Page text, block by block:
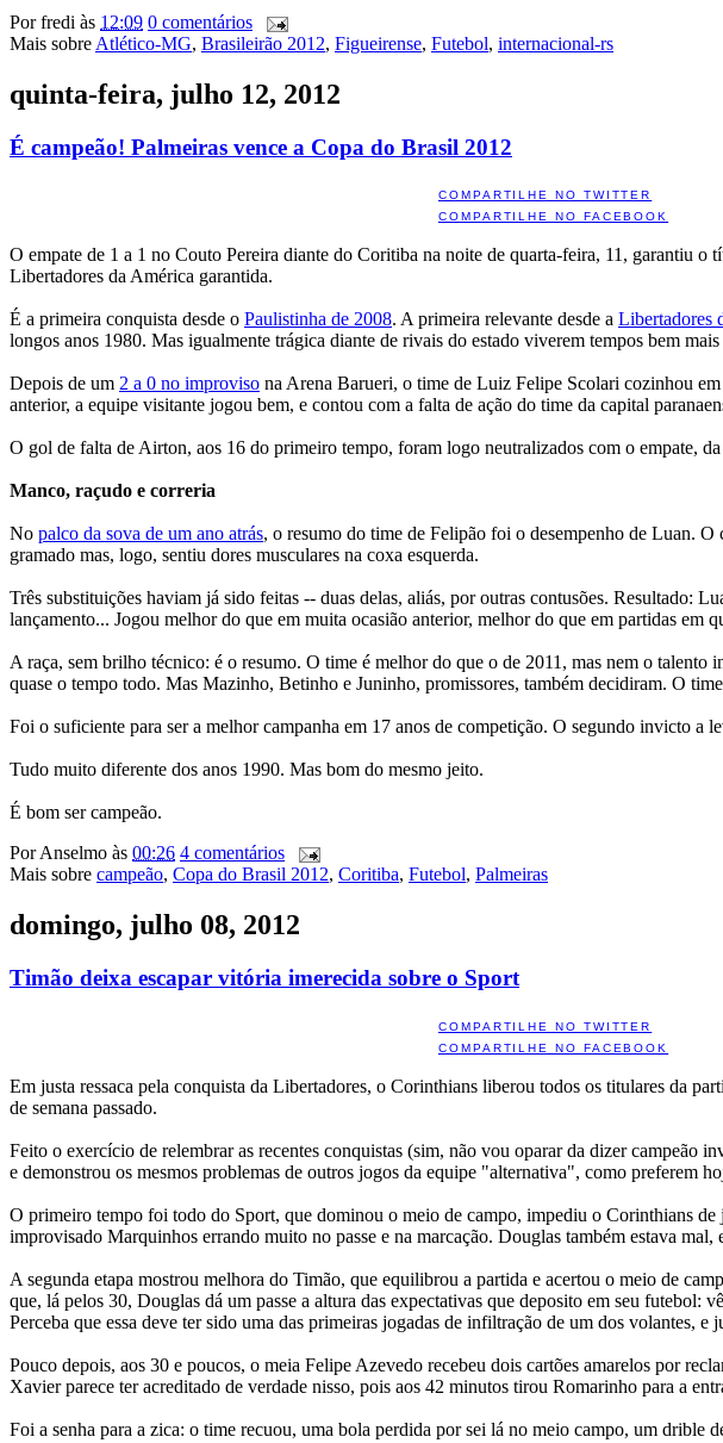
Porfredi às 12:09 0 comentários
Mais sobre Atlético-MG, Brasileirão 2012, Figueirense, Futebol, internacional-rs
quinta-feira, julho 12, 2012
É campeão! Palmeiras vence a Copa do Brasil 2012
COMPARTILHE NO TWITTER
COMPARTILHE NO FACEBOOK
O empate de 1 a 1 no Couto Pereira diante do Coritiba na noite de quarta-feira, 11, garantiu
Libertadores da América garantida.
É a primeira conquista desde o Paulistinha de 2008. A primeira relevante desde a Libertadores
longos anos 1980. Mas igualmente trágica diante de rivais do estado viverem tempos bem
Depois de um 2 a 0 no improviso na Arena Barueri, o time de Luiz Felipe Scolari cozinhou
anterior, a equipe visitante jogou bem, e contou com a falta de ação do time da capital
O gol de falta de Airton, aos 16 do primeiro tempo, foram logo neutralizados com o empate,
Manco, raçudo e correria
No palco da sova de um ano atrás, o resumo do time de Felipão foi o desempenho de Luan.
gramado mas, logo, sentiu dores musculares na coxa esquerda.
Três substituições haviam já sido feitas -- duas delas, aliás, por outras contusões. Resultado:
lançamento... Jogou melhor do que em muita ocasião anterior, melhor do que em partidas em
A raça, sem brilho técnico: é o resumo. O time é melhor do que o de 2011, mas nem o
quase o tempo todo. Mas Mazinho, Betinho e Juninho, promissores, também decidiram. O
Foi o suficiente para ser a melhor campanha em 17 anos de competição. O segundo invicto a
Tudo muito diferente dos anos 1990. Mas bom do mesmo jeito.
É bom ser campeão.
PorAnselmo às 00:26 4 comentários
Mais sobre campeão, Copa do Brasil 2012, Coritiba, Futebol, Palmeiras
domingo, julho 08, 2012
Timão deixa escapar vitória imerecida sobre o Sport
COMPARTILHE NO TWITTER
COMPARTILHE NO FACEBOOK
Em justa ressaca pela conquista da Libertadores, o Corinthians liberou todos os titulares da
de semana passado.
Feito o exercício de relembrar as recentes conquistas (sim, não vou oparar da dizer campeão
e demonstrou os mesmos problemas de outros jogos da equipe "alternativa", como preferem
O primeiro tempo foi todo do Sport, que dominou o meio de campo, impediu o Corinthians
improvisado Marquinhos errando muito no passe e na marcação. Douglas também estava
A segunda etapa mostrou melhora do Timão, que equilibrou a partida e acertou o meio de
que, lá pelos 30, Douglas dá um passe a altura das expectativas que deposito em seu
Perceba que essa deve ter sido uma das primeiras jogadas de infiltração de um dos volantes, e
Pouco depois, aos 30 e poucos, o meia Felipe Azevedo recebeu dois cartões amarelos por
Xavier parece ter acreditado de verdade nisso, pois aos 42 minutos tirou Romarinho para a
Foi a senha para a zica: o time recuou, uma bola perdida por sei lá no meio campo, um